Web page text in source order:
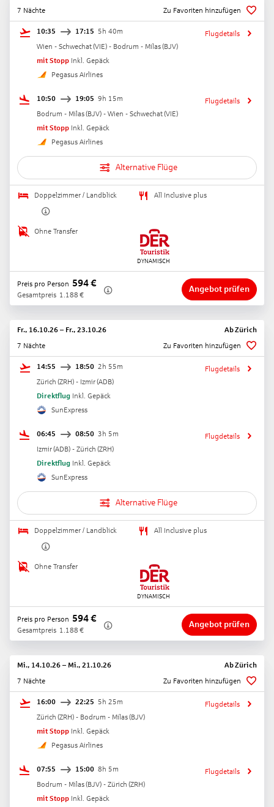
7 Nächte
Zu Favoriten hinzufügen
10:35 17:15 5h 40m
Wien - Schwechat(VIE) - Bodrum - Milas(BJV)
mit Stopp Inkl. Gepäck
Pegasus Airlines
Flugdetails
10:50 19:05 9h 15m
Bodrum - Milas(BJV) - Wien - Schwechat(VIE)
mit Stopp Inkl. Gepäck
Pegasus Airlines
Flugdetails
Alternative Flüge
Doppelzimmer / Landblick All Inclusive plus
Ohne Transfer
Preis pro Person 594€
Gesamtpreis 1.188 €
Angebot prüfen
Fr., 16.10.26 – Fr., 23.10.26 AbZürich
7 Nächte
Zu Favoriten hinzufügen
14:55 18:50 2h 55m
Zürich (ZRH) - Izmir(ADB)
Direktflug Inkl. Gepäck
SunExpress
Flugdetails
06:45 08:50 3h 5m
Izmir(ADB) - Zürich (ZRH)
Direktflug Inkl. Gepäck
SunExpress
Flugdetails
Alternative Flüge
Doppelzimmer / Landblick All Inclusive plus
Ohne Transfer
Preis pro Person 594€
Gesamtpreis 1.188 €
Angebot prüfen
Mi., 14.10.26 – Mi., 21.10.26 AbZürich
7 Nächte
Zu Favoriten hinzufügen
16:00 22:25 5h 25m
Zürich (ZRH) - Bodrum - Milas(BJV)
mit Stopp Inkl. Gepäck
Pegasus Airlines
Flugdetails
07:55 15:00 8h 5m
Bodrum - Milas(BJV) - Zürich (ZRH)
mit Stopp Inkl. Gepäck
Flugdetails